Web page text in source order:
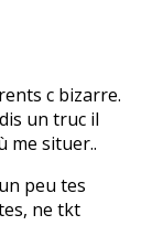
c bizarre.
un truc il
me situer..
peu tes
ne tkt